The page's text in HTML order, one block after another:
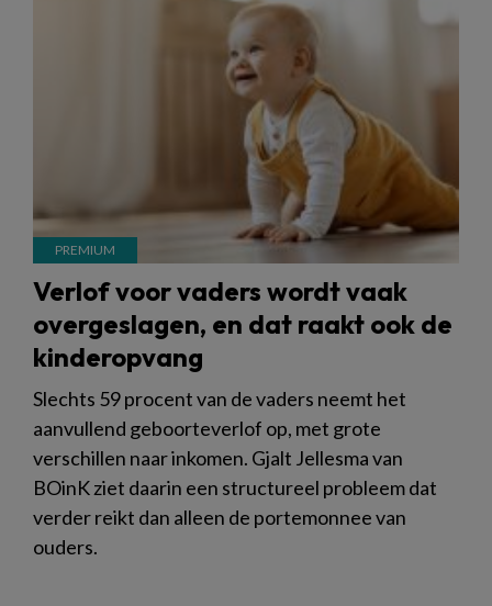
Verlof voor vaders wordt vaak
overgeslagen, en dat raakt ook de
kinderopvang
Slechts 59 procent van de vaders neemt het
aanvullend geboorteverlof op, met grote
verschillen naar inkomen. Gjalt Jellesma van
BOinK ziet daarin een structureel probleem dat
verder reikt dan alleen de portemonnee van
ouders.